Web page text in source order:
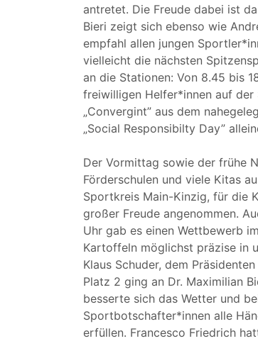
antretet. Die Freude dabei ist
Bieri zeigt sich ebenso wie
empfahl allen jungen
vielleicht die nächsten
an die Stationen: Von 8.45 bis
freiwilligen Helfer*innen auf der
„Convergint” aus dem
„Social Responsibilty Day”
Der Vormittag sowie der frühe
Förderschulen und viele Kitas
Sportkreis Main-Kinzig, für die
großer Freude angenommen.
Uhr gab es einen Wettbewerb
Kartoffeln möglichst präzise in
Klaus Schuder, dem
Platz 2 ging an Dr. Maximilian
besserte sich das Wetter und
Sportbotschafter*innen alle
erfüllen. Francesco Friedrich